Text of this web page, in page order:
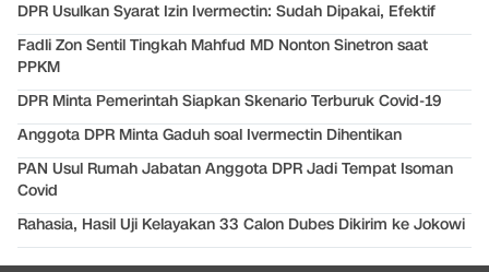
DPR Usulkan Syarat Izin Ivermectin: Sudah Dipakai, Efektif
Fadli Zon Sentil Tingkah Mahfud MD Nonton Sinetron saat
PPKM
DPR Minta Pemerintah Siapkan Skenario Terburuk Covid-19
Anggota DPR Minta Gaduh soal Ivermectin Dihentikan
PAN Usul Rumah Jabatan Anggota DPR Jadi Tempat Isoman
Covid
Rahasia, Hasil Uji Kelayakan 33 Calon Dubes Dikirim ke Jokowi